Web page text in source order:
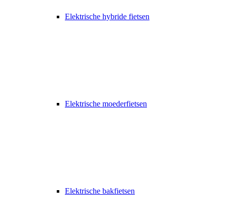
Elektrische hybride fietsen
Elektrische moederfietsen
Elektrische bakfietsen